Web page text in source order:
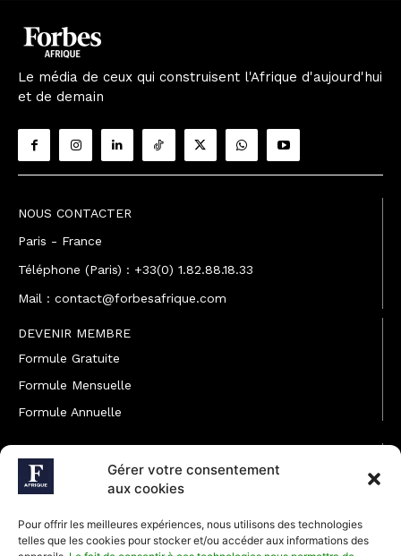
Gérer votre consentement
aux cookies
Pour offrir les meilleures expériences, nous utilisons des technologies
telles que les cookies pour stocker et/ou accéder aux informations des
Le média de ceux qui construisent l'Afrique d'aujourd'hui
et de demain
NOUS CONTACTER
Paris - France
Téléphone (Paris) : +33(0) 1.82.88.18.33
Mail : contact@forbesafrique.com
DEVENIR MEMBRE
Formule Gratuite
Formule Mensuelle
Formule Annuelle
JOINDRE L'ÉQUIPE
Rédaction
Développement commercial